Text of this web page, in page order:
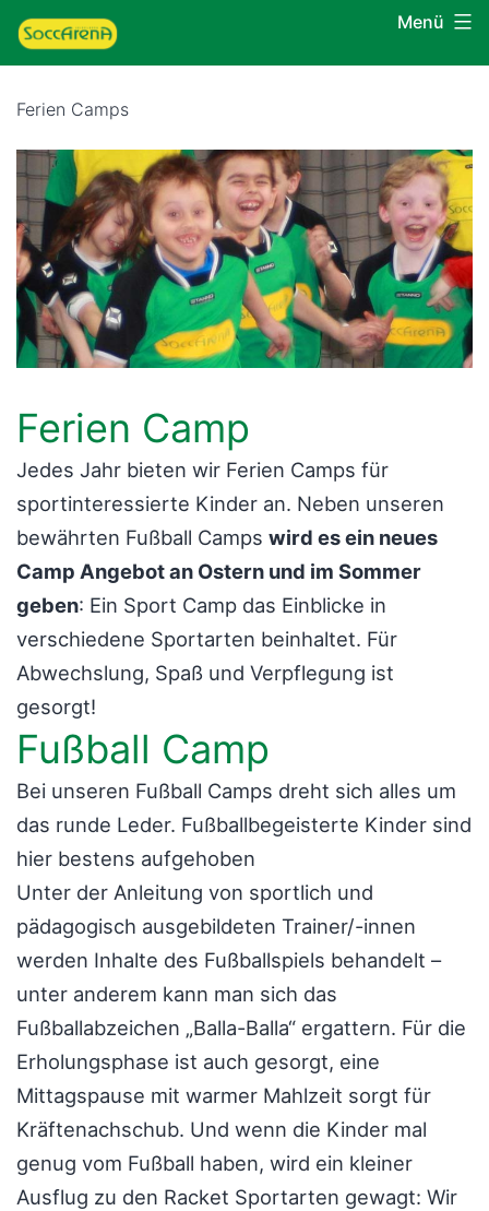
Zum
Inhalt
SoccArena
Menü
Ferien Camps
Ferien Camp
Jedes Jahr bieten wir Ferien Camps für
sportinteressierte Kinder an. Neben unseren
bewährten Fußball Camps wird es ein neues
Camp Angebot an Ostern und im Sommer
geben: Ein Sport Camp das Einblicke in
verschiedene Sportarten beinhaltet. Für
Abwechslung, Spaß und Verpflegung ist
gesorgt!
Fußball Camp
Bei unseren Fußball Camps dreht sich alles um
das runde Leder. Fußballbegeisterte Kinder sind
hier bestens aufgehoben
Unter der Anleitung von sportlich und
pädagogisch ausgebildeten Trainer/-innen
werden Inhalte des Fußballspiels behandelt –
unter anderem kann man sich das
Fußballabzeichen „Balla-Balla“ ergattern. Für die
Erholungsphase ist auch gesorgt, eine
Mittagspause mit warmer Mahlzeit sorgt für
Kräftenachschub. Und wenn die Kinder mal
genug vom Fußball haben, wird ein kleiner
Ausflug zu den Racket Sportarten gewagt: Wir